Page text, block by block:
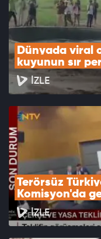
Dünyada viral
kuyunun sır
İZLE
Terörsüz
Komisyon'da
İZLE